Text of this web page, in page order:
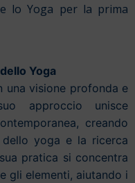
lo Yoga per la prima
Yoga
una visione profonda e
approccio unisce
creando
dello yoga e la ricerca
pratica si concentra
gli elementi, aiutando i